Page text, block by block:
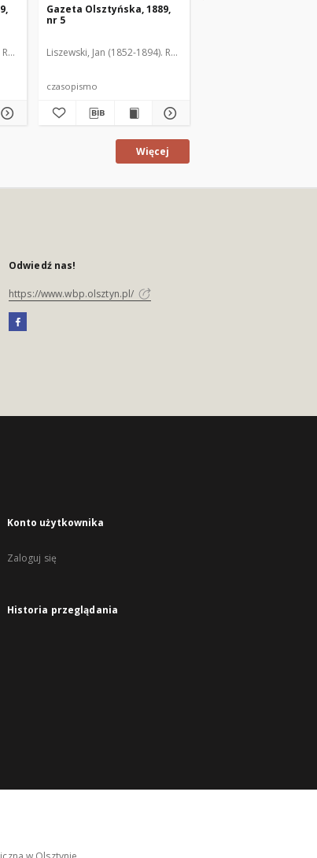
Gazeta Olsztyńska, 1889,
nr 5
Liszewski, Jan (1852-1894). Red.
czasopismo
Więcej
Odwiedź nas!
https://www.wbp.olsztyn.pl/
Konto użytkownika
Zaloguj się
Historia przeglądania